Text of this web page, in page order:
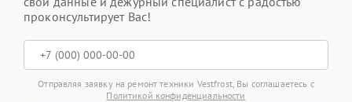
проконсультирует Вас!
Отправляя заявку на ремонт техники Vestfrost, Вы соглашаетесь с
Политикой конфиденциальности